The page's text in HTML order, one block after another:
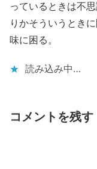
っているときは不
りかそういうとき
味に困る。
読み込み中…
コメントを残す